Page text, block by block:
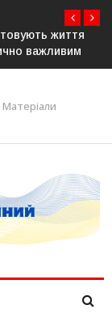
агресії та
Матеріали